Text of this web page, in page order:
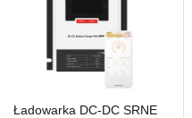
Ładowarka DC-DC SRNE